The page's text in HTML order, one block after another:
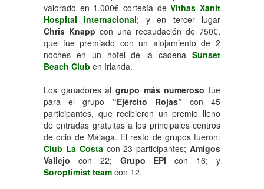
valorado en 1.000€ cortesía deVithas Xanit
Hospital Internacional; y en tercer lugar
Chris Knapp con una recaudación de 750€,
que fue premiado con un alojamiento de 2
noches en un hotel de la cadena Sunset
Beach Club en Irlanda.
Los ganadores al grupo más numeroso fue
para el grupo “Ejército Rojas”con 45
participantes, que recibieron un premio lleno
de entradas gratuitas a los principales centros
de ocio de Málaga. El resto de grupos fueron:
Club La Costa con 23 participantes; Amigos
Vallejo con 22; Grupo EPI con 16; y
Soroptimist team con 12.